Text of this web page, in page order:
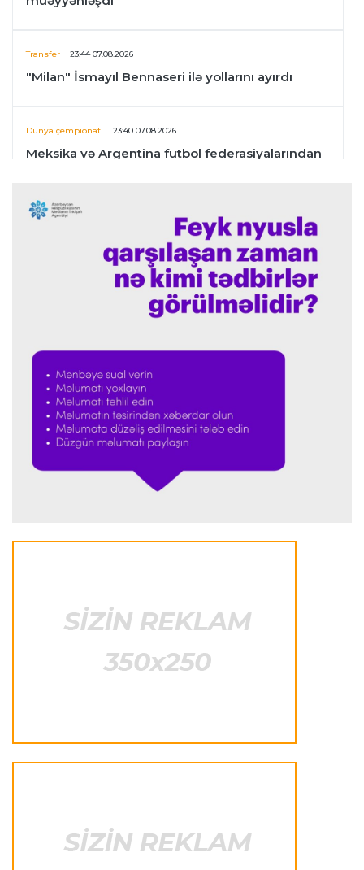
Transfer 23:44 07.08.2026
"Milan" İsmayıl Bennaseri ilə yollarını ayırdı
Dünya çempionatı 23:40 07.08.2026
Meksika və Argentina futbol federasiyalarından
"Formula 1" pilotlarının 2026-cı il reytinqi
qatdı
Formula-1 23:29 07.08.2026
"Antonellinin potensialına heç vaxt şübhə
"Onun istedadı uşaq yaşlarından bəlli idi"